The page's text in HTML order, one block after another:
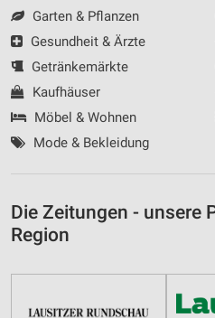
Garten & Pflanzen
Gesundheit & Ärzte
Getränkemärkte
Kaufhäuser
Möbel & Wohnen
Mode & Bekleidung
Die Zeitungen - unsere
Region